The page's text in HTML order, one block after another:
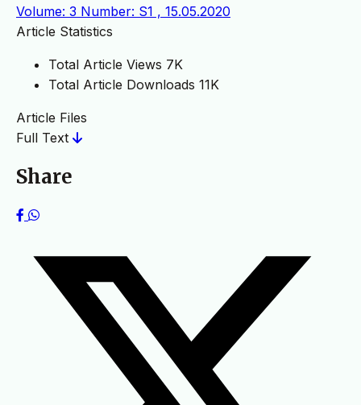
Volume: 3 Number: S1 , 15.05.2020
Article Statistics
Total Article Views 7K
Total Article Downloads 11K
Article Files
Full Text
Share